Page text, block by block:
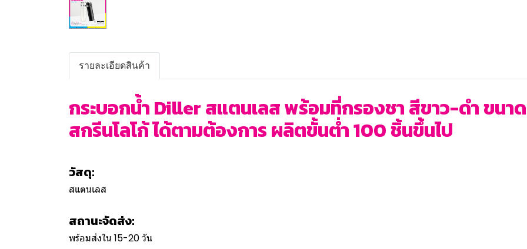
รายละเอียดสินค้า
กระบอกน้ำ Diller สแตนเลส พร้อมที่กรองชา สีขาว-ดำ ขน
สกรีนโลโก้ ได้ตามต้องการ ผลิตขั้นต่ำ 100 ชิ้นขึ้นไป
วัสดุ:
สแตนเลส
สถานะจัดส่ง:
พร้อมส่งใน 15-20 วัน